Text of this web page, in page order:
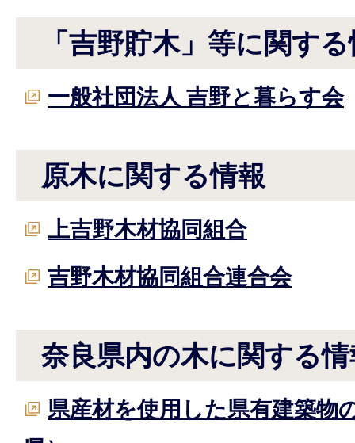
「吉野貯木」等に関す
一般社団法人 吉野と暮らす会
原木に関する情報
上吉野木材協同組合
吉野木材協同組合連合会
奈良県内の木に関する
県産材を使用した県有建築物